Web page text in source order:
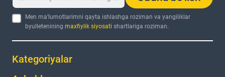
Men ma'lumotlarimni qayta ishlashga roziman va yangiliklar
byulleteniningmaxfiylik siyosati shartlariga roziman.
Kategoriyalar